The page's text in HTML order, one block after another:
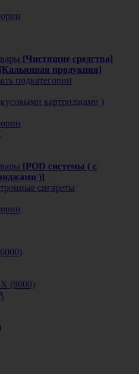
[Чистящие средства]
[Кальянная продукция]
подкатегории
картриджами )
[POD системы ( с
)]
сигареты
(8000)